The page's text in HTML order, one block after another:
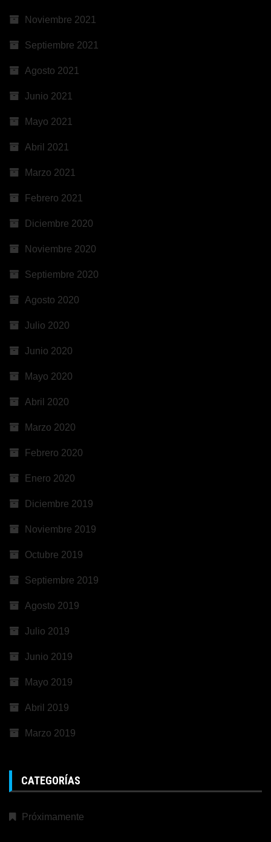
Noviembre 2021
Septiembre 2021
Agosto 2021
Junio 2021
Mayo 2021
Abril 2021
Marzo 2021
Febrero 2021
Diciembre 2020
Noviembre 2020
Septiembre 2020
Agosto 2020
Julio 2020
Junio 2020
Mayo 2020
Abril 2020
Marzo 2020
Febrero 2020
Enero 2020
Diciembre 2019
Noviembre 2019
Octubre 2019
Septiembre 2019
Agosto 2019
Julio 2019
Junio 2019
Mayo 2019
Abril 2019
Marzo 2019
CATEGORÍAS
Próximamente